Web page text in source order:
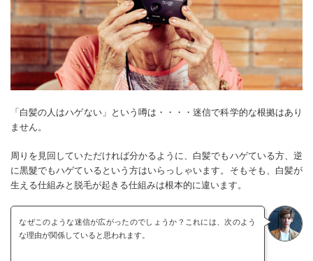
「白髪の人はハゲない」という噂は・・・・迷信で科学的な根拠はあり
ません。
周りを見回していただければ分かるように、白髪でもハゲている方、逆
に黒髮でもハゲているという方はいらっしゃいます。そもそも、白髪が
生える仕組みと脱毛が起きる仕組みは根本的に違います。
なぜこのような迷信が広がったのでしょうか？これには、次のよう
な理由が関係していると思われます。